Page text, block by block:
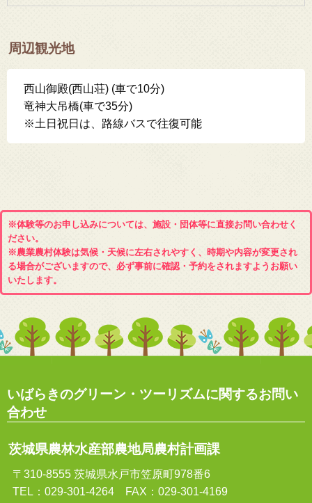
周辺観光地
西山御殿(西山荘) (車で10分)
竜神大吊橋(車で35分)
※土日祝日は、路線バスで往復可能
※体験等のお申し込みについては、施設・団体等に直接お問い合わせく
ださい。
※農業農村体験は気候・天候に左右されやすく、時期や内容が変更され
る場合がございますので、必ず事前に確認・予約をされますようお願い
いたします。
いばらきのグリーン・ツーリズムに関するお問い
合わせ
茨城県農林水産部農地局農村計画課
〒310-8555 茨城県水戸市笠原町978番6
TEL：029-301-4264 FAX：029-301-4169